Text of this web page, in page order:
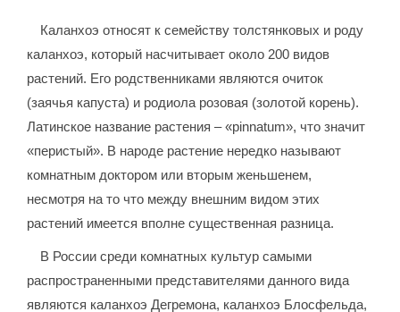
Каланхоэ относят к семейству толстянковых и роду
каланхоэ, который насчитывает около 200 видов
растений. Его родственниками являются очиток
(заячья капуста) и родиола розовая (золотой корень).
Латинское название растения – «pinnatum», что значит
«перистый». В народе растение нередко называют
комнатным доктором или вторым женьшенем,
несмотря на то что между внешним видом этих
растений имеется вполне существенная разница.
В России среди комнатных культур самыми
распространенными представителями данного вида
являются каланхоэ Дегремона, каланхоэ Блосфельда,